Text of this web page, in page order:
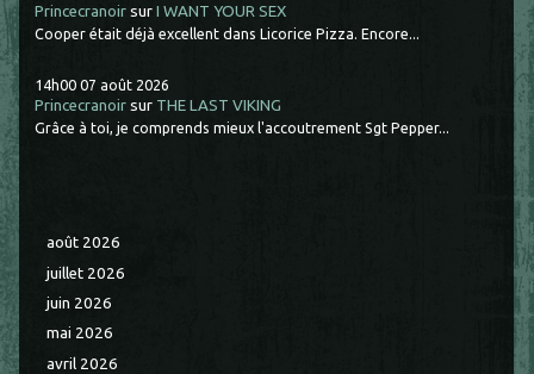
Princecranoir surI WANT YOUR SEX
Cooper était déjà excellent dans Licorice Pizza. Encore...
14h00 07 août 2026
Princecranoir sur THE LAST VIKING
Grâce à toi, je comprends mieux l'accoutrement Sgt Pepper...
août 2026
juillet 2026
juin 2026
mai 2026
avril 2026